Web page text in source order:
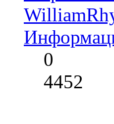
0
4452